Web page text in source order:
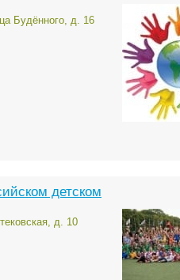
Будённого, д. 16
детском
д. 10